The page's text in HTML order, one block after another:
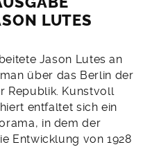
LUTES
Jason Lutes an
über das Berlin der
Republik. Kunstvoll
entfaltet sich ein
in dem der
Entwicklung von 1928